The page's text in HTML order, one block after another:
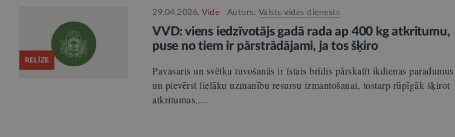
RELĪZE
29.04.2026. Vide Autors: Valsts vides dienests
VVD: viens iedzīvotājs gadā rada ap 400 kg atkritumu,
puse no tiem ir pārstrādājami, ja tos šķiro
Pavasaris un svētku tuvošanās ir īstais brīdis pārskatīt ikdienas paradumus
un pievērst lielāku uzmanību resursu izmantošanai, tostarp rūpīgāk šķirot
atkritumus,…